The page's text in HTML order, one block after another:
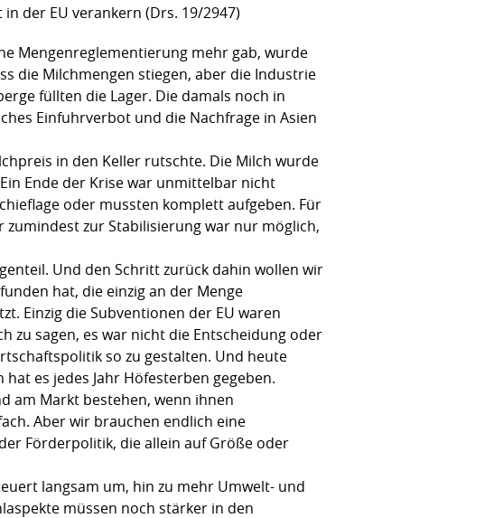
der EU verankern (Drs. 19/2947)
Mengenreglementierung mehr gab, wurde
die Milchmengen stiegen, aber die Industrie
füllten die Lager. Die damals noch in
Einfuhrverbot und die Nachfrage in Asien
in den Keller rutschte. Die Milch wurde
Ende der Krise war unmittelbar nicht
oder mussten komplett aufgeben. Für
zumindest zur Stabilisierung war nur möglich,
Und den Schritt zurück dahin wollen wir
hat, die einzig an der Menge
Einzig die Subventionen der EU waren
zu sagen, es war nicht die Entscheidung oder
so zu gestalten. Und heute
es jedes Jahr Höfesterben gegeben.
am Markt bestehen, wenn ihnen
Aber wir brauchen endlich eine
Förderpolitik, die allein auf Größe oder
langsam um, hin zu mehr Umwelt- und
müssen noch stärker in den